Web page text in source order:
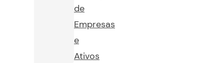
de
Empresas
e
Ativos